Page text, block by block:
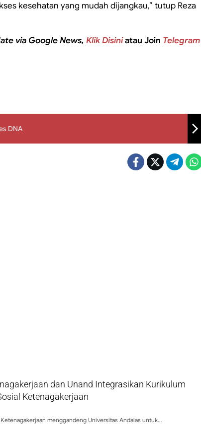
kesehatan yang mudah dijangkau,” tutup Reza
via Google News, Klik Disiniatau Join Telegram
DNA
dan Unand Integrasikan Kurikulum
Ketenagakerjaan
Ketenagakerjaan menggandeng Universitas Andalas untuk…